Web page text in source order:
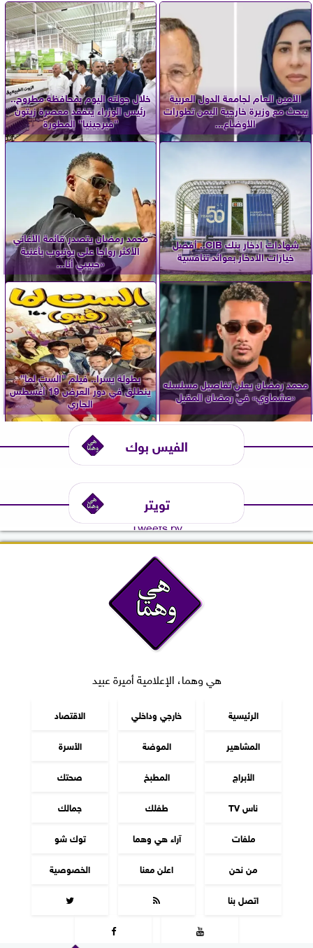
الأمين العام لجامعة الدول العربية
يبحث مع وزيرة خارجية اليمن تطورات
الأوضاع...
خلال جولته اليوم بمحافظة مطروح..
رئيس الوزراء يتفقد معصرة زيتون
”فيرجينيا” المطورة
شهادات ادخار بنك CIB.. أفضل
خيارات الادخار بعوائد تنافسية
محمد رمضان يتصدر قائمة الأغاني
الأكثر رواجا على يوتيوب بأغنية
«حبيبي أنا...
محمد رمضان يعلن تفاصيل مسلسله
«عشماوي» في رمضان المقبل
بطولة يسرا.. فيلم ”الست لما”
ينطلق في دور العرض 19 أغسطس
الجاري
الفيس بوك
تويتر
Tweets by
هي وهما، الإعلامية أميرة عبيد
الرئيسية خارجي وداخلي
الاقتصاد
المشاهير
الموضة
الأسرة
الأبراج
المطبخ
صحتك
ناس TV
طفلك
جمالك
ملفات
آراء هي وهما
توك شو
من نحن
اعلن معنا
الخصوصية
اتصل بنا



